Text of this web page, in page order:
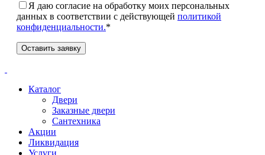
Я даю согласие на обработку моих персональных
данных в соответствии с действующей политикой
конфиденциальности.*
Каталог
Двери
Заказные двери
Сантехника
Акции
Ликвидация